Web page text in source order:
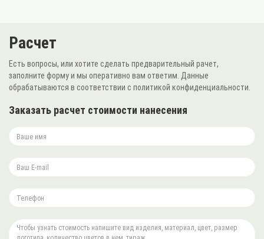
Расчет
Есть вопросы, или хотите сделать предварительный рачет,
заполните форму и мы оперативно вам ответим. Данные
обрабатываются в соответствии с политикой конфиденциальности.
Заказать расчет стоимости нанесения